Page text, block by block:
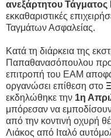
ανεξάρτητου
εκκαθαριστικές
Ταγμάτων Ασφαλείας.
Κατά τη διάρκεια της
Παπαθανασόπουλου
επιτροπή του ΕΑΜ
οργανώσει επίθεση στο
εκδηλώθηκε την 1η
μπόρεσαν να
από την κοντινή οχυρή
Λιάκος από Ιταλό